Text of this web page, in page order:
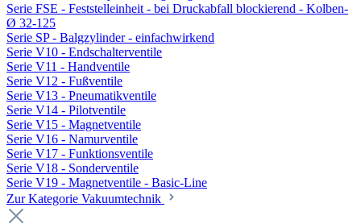
Serie FSE - Feststelleinheit - bei Druckabfall blockierend - Kolben-
Ø 32-125
Serie SP - Balgzylinder - einfachwirkend
Serie V10 - Endschalterventile
Serie V11 - Handventile
Serie V12 - Fußventile
Serie V13 - Pneumatikventile
Serie V14 - Pilotventile
Serie V15 - Magnetventile
Serie V16 - Namurventile
Serie V17 - Funktionsventile
Serie V18 - Sonderventile
Serie V19 - Magnetventile - Basic-Line
Zur Kategorie Vakuumtechnik